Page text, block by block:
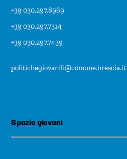
+39 030.297.8969
+39 030.297.7314
+39 030.297.7439
politichegiovanili@comune.brescia.it
Spazio giovani